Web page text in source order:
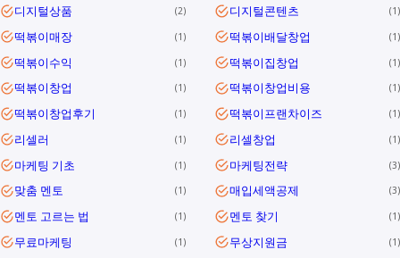
디지털상품 2 디지털콘텐츠 1
떡볶이매장 1 떡볶이배달창업 1
떡볶이수익 1 떡볶이집창업 1
떡볶이창업 1 떡볶이창업비용 1
떡볶이창업후기 1 떡볶이프랜차이즈 1
리셀러 1 리셀창업 1
마케팅 기초 1 마케팅전략 3
맞춤 멘토 1 매입세액공제 3
멘토 고르는 법 1 멘토 찾기 1
무료마케팅 1 무상지원금 1